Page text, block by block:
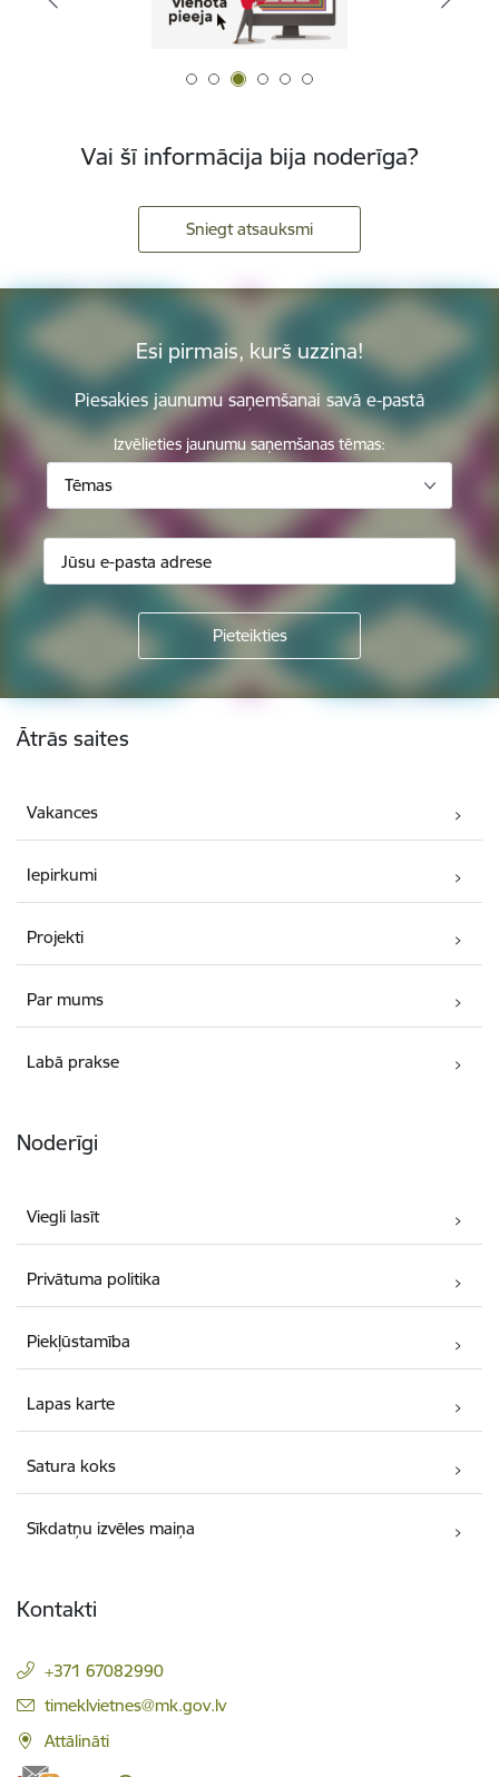
Vai šī informācija bija noderīga?
Sniegt atsauksmi
Esi pirmais, kurš uzzina!
Piesakies jaunumu saņemšanai savā e-pastā
Izvēlieties jaunumu saņemšanas tēmas:
Tēmas
Kājene
Ātrās saites
Vakances
Iepirkumi
Projekti
Par mums
Labā prakse
Noderīgi
Viegli lasīt
Privātuma politika
Piekļūstamība
Lapas karte
Satura koks
Sīkdatņu izvēles maiņa
Kontakti
+371 67082990
E-pasts:
timeklvietnes@mk.gov.lv
Attālināti